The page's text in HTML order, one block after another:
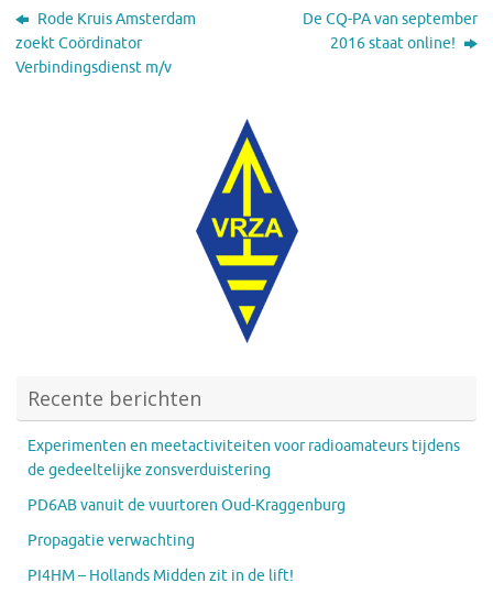
Rode Kruis Amsterdam
zoekt Coördinator
Verbindingsdienst m/v
De CQ-PA van september
2016 staat online!
Recente berichten
Experimenten en meetactiviteiten voor radioamateurs tijdens
de gedeeltelijke zonsverduistering
PD6AB vanuit de vuurtoren Oud-Kraggenburg
Propagatie verwachting
PI4HM – Hollands Midden zit in de lift!